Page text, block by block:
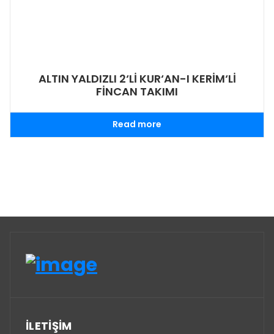
ALTIN YALDIZLI 2‘Lİ KUR‘AN-I KERİM‘Lİ
FİNCAN TAKIMI
Read more
İLETİŞİM